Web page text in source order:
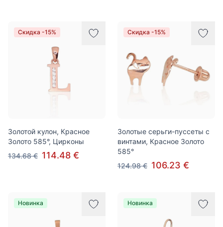
Скидка -15%
Золотой кулон, Красное
Золото 585°, Цирконы
134.68 € 114.48 €
Скидка -15%
Золотые серьги-пуссеты с
винтами, Красное Золото
585°
124.98 € 106.23 €
Новинка Новинка